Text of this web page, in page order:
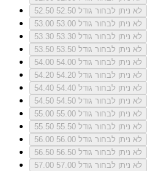
52.50
לא ניתן לבחור גודל 52.50
53.00
לא ניתן לבחור גודל 53.00
53.30
לא ניתן לבחור גודל 53.30
53.50
לא ניתן לבחור גודל 53.50
54.00
לא ניתן לבחור גודל 54.00
54.20
לא ניתן לבחור גודל 54.20
54.40
לא ניתן לבחור גודל 54.40
54.50
לא ניתן לבחור גודל 54.50
55.00
לא ניתן לבחור גודל 55.00
55.50
לא ניתן לבחור גודל 55.50
56.00
לא ניתן לבחור גודל 56.00
56.50
לא ניתן לבחור גודל 56.50
57.00
לא ניתן לבחור גודל 57.00